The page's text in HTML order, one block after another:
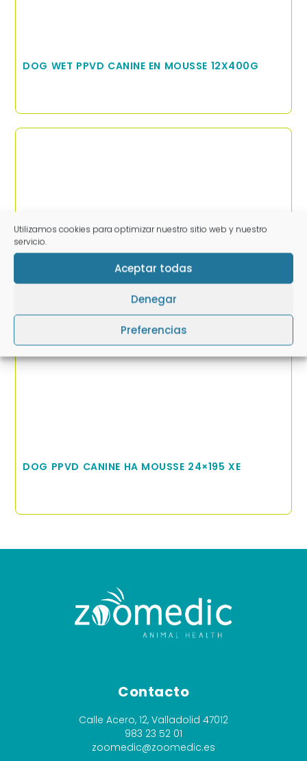
Utilizamos cookies para optimizar nuestro sitio web y nuestro
servicio.
Aceptar todas
Denegar
Preferencias
DOG WET PPVD CANINE EN MOUSSE 12X400G
DOG WET PPVD CANINE OM MOUSSE 12X400G
DOG PPVD CANINE HA MOUSSE 24×195 XE
Contacto
Calle Acero, 12, Valladolid 47012
983 23 52 01
zoomedic@zoomedic.es